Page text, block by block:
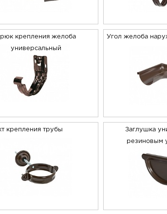
крепления желоба
универсальный
Угол желоба
крепления трубы Заглушка
резиновым